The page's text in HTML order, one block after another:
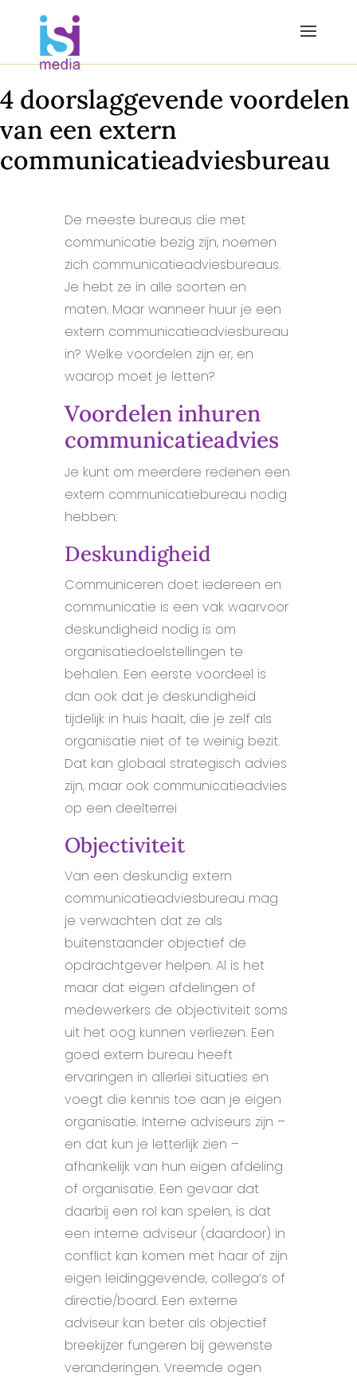
4 doorslaggevende voordelen
van een extern
communicatieadviesbureau
De meeste bureaus die met
communicatie bezig zijn, noemen
zich communicatieadviesbureaus.
Je hebt ze in alle soorten en
maten. Maar wanneer huur je een
extern communicatieadviesbureau
in? Welke voordelen zijn er, en
waarop moet je letten?
Voordelen inhuren
communicatieadvies
Je kunt om meerdere redenen een
extern communicatiebureau nodig
hebben:
Deskundigheid
Communiceren doet iedereen en
communicatie is een vak waarvoor
deskundigheid nodig is om
organisatiedoelstellingen te
behalen. Een eerste voordeel is
dan ook dat je deskundigheid
tijdelijk in huis haalt, die je zelf als
organisatie niet of te weinig bezit.
Dat kan globaal strategisch advies
zijn, maar ook communicatieadvies
op een deelterrei
Objectiviteit
Van een deskundig extern
communicatieadviesbureau mag
je verwachten dat ze als
buitenstaander objectief de
opdrachtgever helpen. Al is het
maar dat eigen afdelingen of
medewerkers de objectiviteit soms
uit het oog kunnen verliezen. Een
goed extern bureau heeft
ervaringen in allerlei situaties en
voegt die kennis toe aan je eigen
organisatie. Interne adviseurs zijn –
en dat kun je letterlijk zien –
afhankelijk van hun eigen afdeling
of organisatie. Een gevaar dat
daarbij een rol kan spelen, is dat
een interne adviseur (daardoor) in
conflict kan komen met haar of zijn
eigen leidinggevende, collega’s of
directie/board. Een externe
adviseur kan beter als objectief
breekijzer fungeren bij gewenste
veranderingen. Vreemde ogen